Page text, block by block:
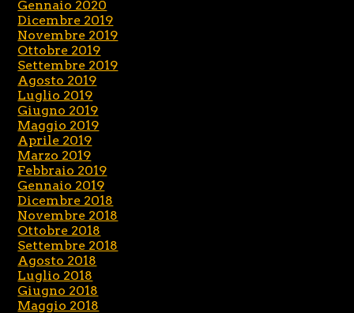
Gennaio 2020
Dicembre 2019
Novembre 2019
Ottobre 2019
Settembre 2019
Agosto 2019
Luglio 2019
Giugno 2019
Maggio 2019
Aprile 2019
Marzo 2019
Febbraio 2019
Gennaio 2019
Dicembre 2018
Novembre 2018
Ottobre 2018
Settembre 2018
Agosto 2018
Luglio 2018
Giugno 2018
Maggio 2018